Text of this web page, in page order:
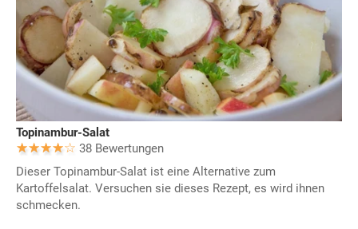
Topinambur-Salat
38 Bewertungen
Dieser Topinambur-Salat ist eine Alternative zum
Kartoffelsalat. Versuchen sie dieses Rezept, es wird ihnen
schmecken.